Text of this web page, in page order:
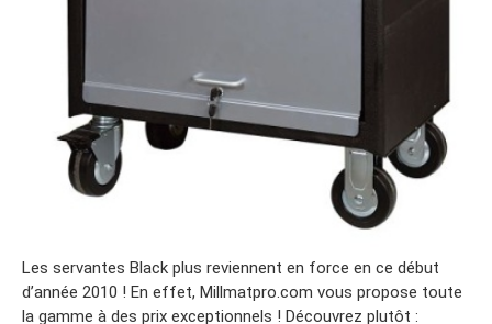
Les servantes Black plus reviennent en force en ce début
d’année 2010 ! En effet, Millmatpro.com vous propose toute
la gamme à des prix exceptionnels ! Découvrez plutôt :